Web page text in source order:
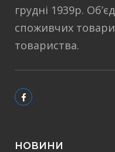
грудні 1939р.
споживчих
товариства.
НОВИНИ